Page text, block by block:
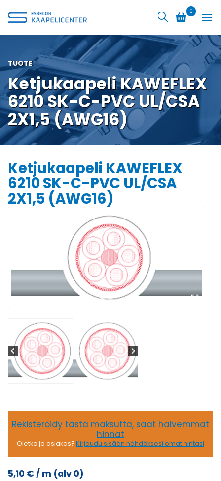
sisältöön
0
TUOTE
Ketjukaapeli KAWEFLEX
6210 SK-C-PVC UL/CSA
2X1,5 (AWG16)
Ketjukaapeli KAWEFLEX
6210 SK-C-PVC UL/CSA
2X1,5 (AWG16)
Rekisteröidy tästä maksutta, saat halvemmat
hinnat
Oletko jo asiakas? Kirjaudu sisään nähdäksesi omat hintasi
5,10 €/ m (alv 0)